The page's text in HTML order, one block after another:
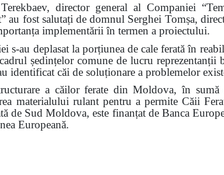
director general al Companiei
au fost salutați de domnul Serghei Tomșa,
implementării în termen a proiectului.
s-au deplasat la porțiunea de cale ferată în
cadrul ședințelor comune de lucru
identificat căi de soluționare a problemelor
a căilor ferate din Moldova, în
materialului rulant pentru a permite Căii
de Sud Moldova, este finanțat de Banca
Europeană.